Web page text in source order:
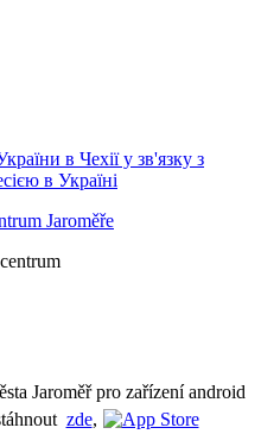
в Чехії у зв'язку з
в Україні
Jaroměře
Jaroměř pro zařízení android
zde,